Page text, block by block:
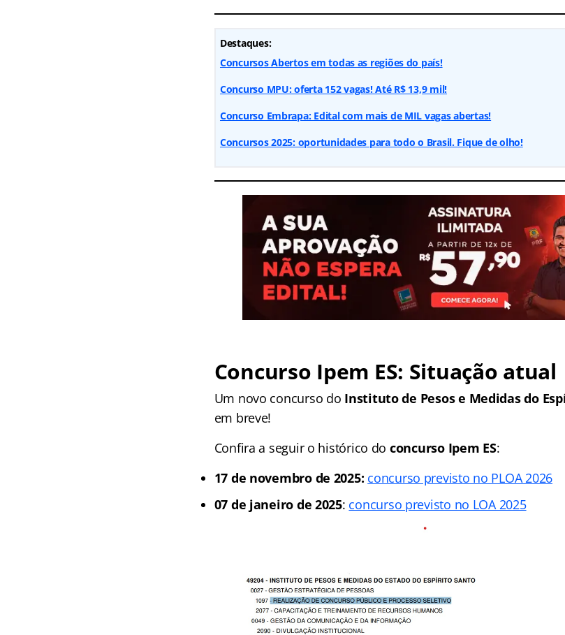
Destaques:
Concursos Abertos em todas as regiões do país!
Concurso MPU: oferta 152 vagas! Até R$ 13,9 mil!
Concurso Embrapa: Edital com mais de MIL vagas abertas!
Concursos 2025: oportunidades para todo o Brasil. Fique de olho!
Concurso Ipem ES: Situação atual
Um novo concurso do Instituto de Pesos e Medidas do
em breve!
Confira a seguir o histórico do concurso Ipem ES:
17 de novembro de 2025: concurso previsto no PLOA 2026
07 de janeiro de 2025: concurso previsto no LOA 2025